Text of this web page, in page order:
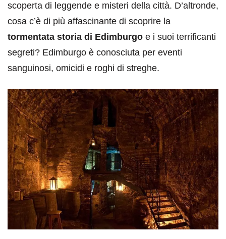
scoperta di leggende e misteri della città. D’altronde,
cosa c’è di più affascinante di scoprire la
tormentata storia di Edimburgo e i suoi terrificanti
segreti? Edimburgo è conosciuta per eventi
sanguinosi, omicidi e roghi di streghe.